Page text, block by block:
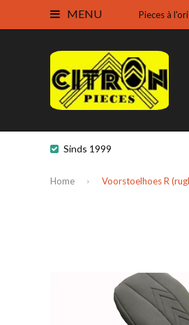
MENU Pieces à
Sinds 1999
Home Voorstoelhoes R